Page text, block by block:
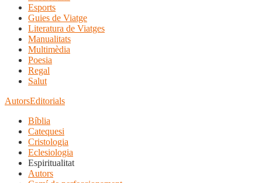
Esports
Guies de Viatge
Literatura de Viatges
Manualitats
Multimèdia
Poesia
Regal
Salut
AutorsEditorials
Bíblia
Catequesi
Cristologia
Eclesiologia
Espiritualitat
Autors